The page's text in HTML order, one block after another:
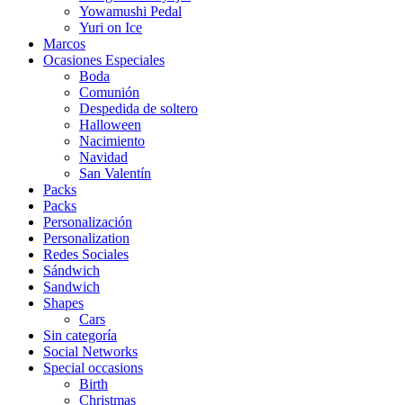
Yowamushi Pedal
Yuri on Ice
Marcos
Ocasiones Especiales
Boda
Comunión
Despedida de soltero
Halloween
Nacimiento
Navidad
San Valentín
Packs
Packs
Personalización
Personalization
Redes Sociales
Sándwich
Sandwich
Shapes
Cars
Sin categoría
Social Networks
Special occasions
Birth
Christmas